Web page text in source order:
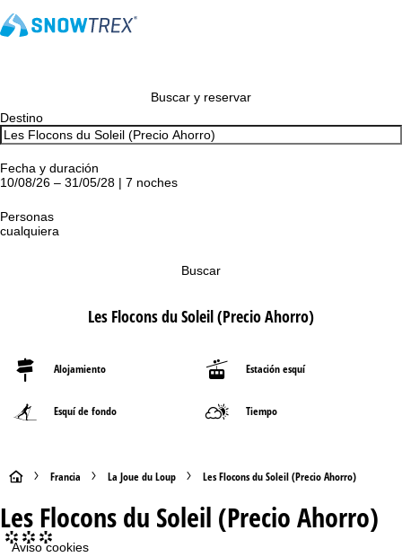
Aviso cookies
Buscar y reservar
Destino
Fecha y duración
10/08/26 – 31/05/28 | 7 noches
Personas
cualquiera
Buscar
Les Flocons du Soleil (Precio Ahorro)
Alojamiento Estación esquí
Esquí de fondo Tiempo
P
á
g
Francia La Joue du Loup Les Flocons du Soleil (Precio Ahorro)
Les Flocons du Soleil (Precio Ahorro)
°°°